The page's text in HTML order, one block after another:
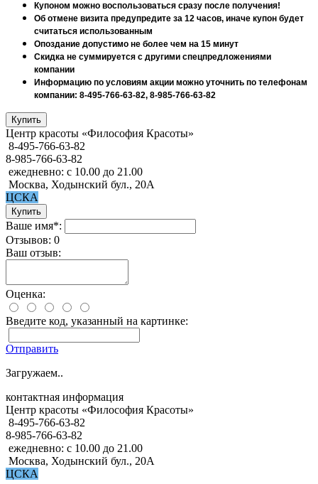
Купоном можно воспользоваться сразу после получения!
Об отмене визита предупредите за 12 часов, иначе купон будет
считаться использованным
Опоздание допустимо не более чем на 15 минут
Скидка не суммируется с другими спецпредложениями
компании
Информацию по условиям акции можно уточнить по телефонам
компании: 8-495-766-63-82, 8-985-766-63-82
Центр красоты «Философия Красоты»
8-495-766-63-82
8-985-766-63-82
ежедневно: с 10.00 до 21.00
Москва, Ходынский бул., 20А
ЦСКА
Ваше имя*:
Отзывов: 0
Ваш отзыв:
Оценка:
Введите код, указанный на картинке:
Отправить
Загружаем..
контактная информация
Центр красоты «Философия Красоты»
8-495-766-63-82
8-985-766-63-82
ежедневно: с 10.00 до 21.00
Москва, Ходынский бул., 20А
ЦСКА